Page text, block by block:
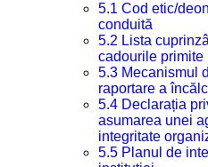
5.1 Cod etic/
conduită
5.2 Lista
cadourile primite
5.3 Mecanismul
raportare a
5.4 Declarația
asumarea unei
integritate
5.5 Planul de